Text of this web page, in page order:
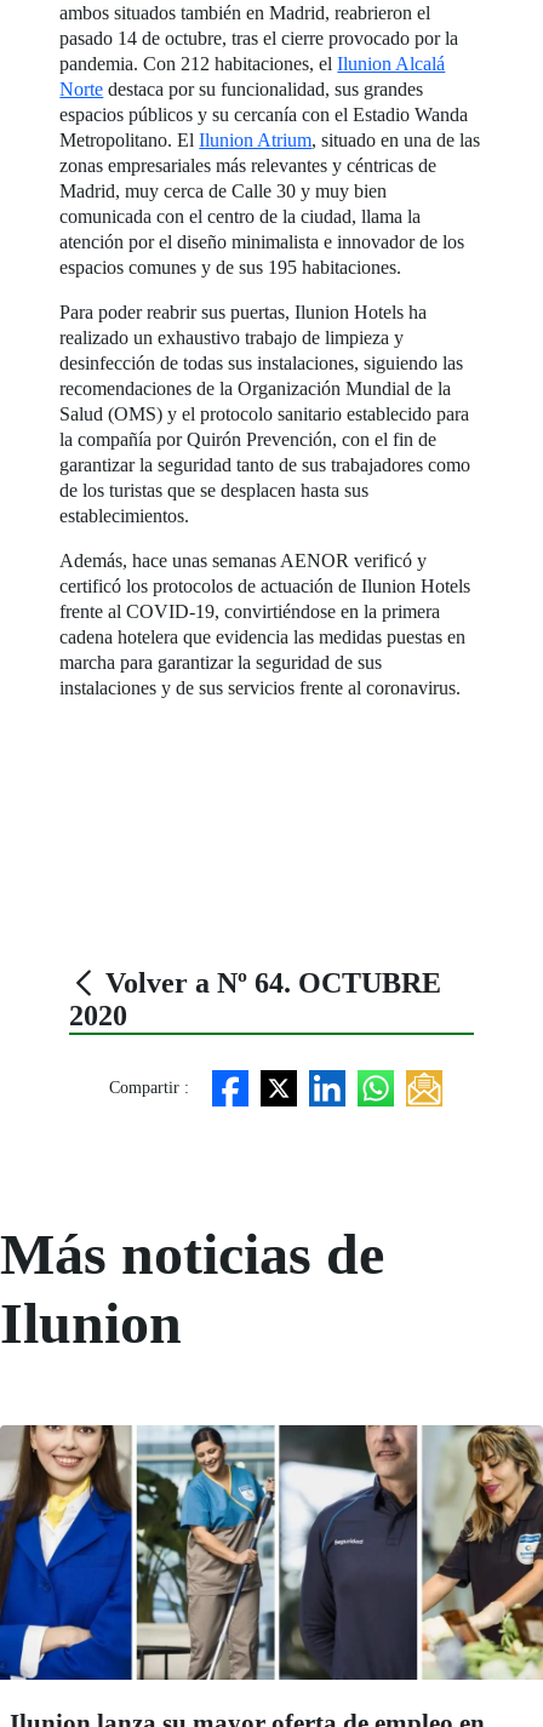
ambos situados también en Madrid, reabrieron el
pasado 14 de octubre, tras el cierre provocado por la
pandemia. Con 212 habitaciones, elIlunion Alcalá
Norte destaca por su funcionalidad, sus grandes
espacios públicos y su cercanía con el Estadio Wanda
Metropolitano. ElIlunion Atrium, situado en una de las
zonas empresariales más relevantes y céntricas de
Madrid, muy cerca de Calle 30 y muy bien
comunicada con el centro de la ciudad, llama la
atención por el diseño minimalista e innovador de los
espacios comunes y de sus 195 habitaciones.
Para poder reabrir sus puertas, Ilunion Hotels ha
realizado un exhaustivo trabajo de limpieza y
desinfección de todas sus instalaciones, siguiendo las
recomendaciones de la Organización Mundial de la
Salud (OMS) y el protocolo sanitario establecido para
la compañía por Quirón Prevención, con el fin de
garantizar la seguridad tanto de sus trabajadores como
de los turistas que se desplacen hasta sus
establecimientos.
Además, hace unas semanas AENOR verificó y
certificó los protocolos de actuación de Ilunion Hotels
frente al COVID-19, convirtiéndose en la primera
cadena hotelera que evidencia las medidas puestas en
marcha para garantizar la seguridad de sus
instalaciones y de sus servicios frente al coronavirus.
Volver a Nº 64. OCTUBRE
2020
Compartir :
Más noticias de
Ilunion